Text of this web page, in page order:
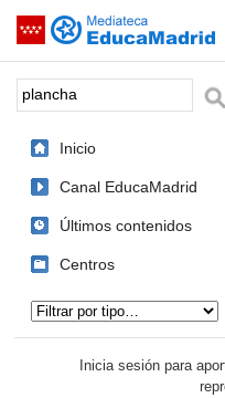
Saltar navegación
Palabra o frase:
Inicio
Canal EducaMadrid
Últimos contenidos
Centros
Inicia sesión para